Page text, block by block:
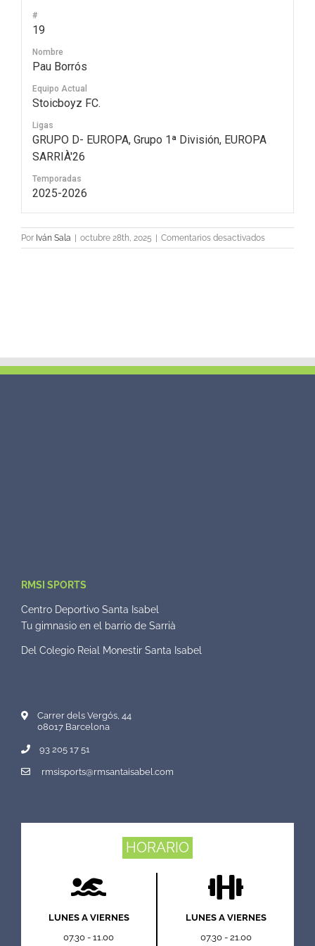
#
19
Nombre
Pau Borrós
Equipo Actual
Stoicboyz FC.
Ligas
GRUPO D- EUROPA, Grupo 1ª División, EUROPA
SARRIÀ'26
Temporadas
2025-2026
Por Iván Sala octubre 28th, 2025 Comentarios desactivadosen
19
RMSI SPORTS
Centro Deportivo Santa Isabel
Tu gimnasio en el barrio de Sarrià
Del Colegio Reial Monestir Santa Isabel
Carrer dels Vergós, 44
08017 Barcelona
93 205 17 51
rmsisports@rmsantaisabel.com
HORARIO
LUNES A VIERNES
07.30 - 11.00
LUNES A VIERNES
07.30 - 21.00